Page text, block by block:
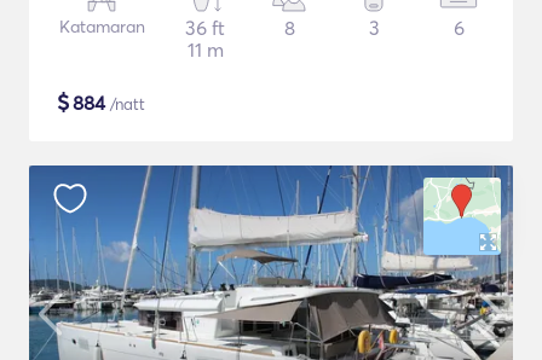
Katamaran
36 ft
11 m
8 3 6
$884/natt